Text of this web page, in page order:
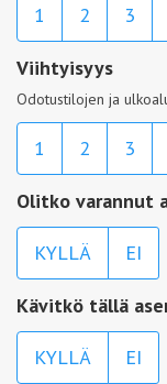
1 2 3
Viihtyisyys
Odotustilojen ja
1 2 3
Olitko varannut
KYLLÄ EI
Kävitkö tällä
KYLLÄ EI